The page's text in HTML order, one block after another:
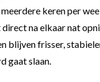
keren per
direct na elkaar nat
blijven frisser,
gaat slaan.